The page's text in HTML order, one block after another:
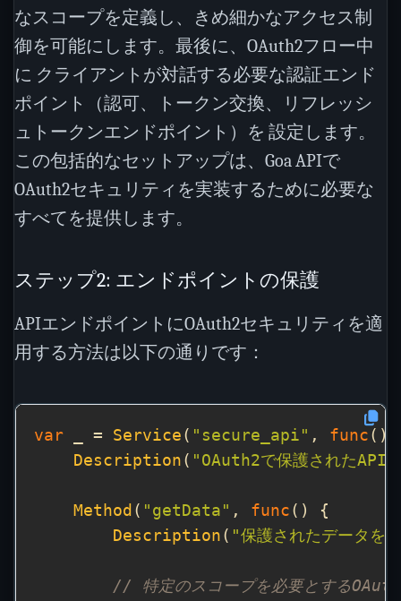
なスコープを定義し、きめ細かなアクセス制
御を可能にします。最後に、OAuth2フロー中
に クライアントが対話する必要な認証エンド
ポイント（認可、トークン交換、リフレッシ
ュトークンエンドポイント）を 設定します。
この包括的なセットアップは、Goa APIで
OAuth2セキュリティを実装するために必要な
すべてを提供します。
ステップ2: エンドポイントの保護
APIエンドポイントにOAuth2セキュリティを適
用する方法は以下の通りです：
var _ = Service ( "secure_api" , func
Description ( "OAuth2で保護されたAPI"
Method ( "getData" , func
Description ( "保護されたデータを
// 特定のスコープを必要とする